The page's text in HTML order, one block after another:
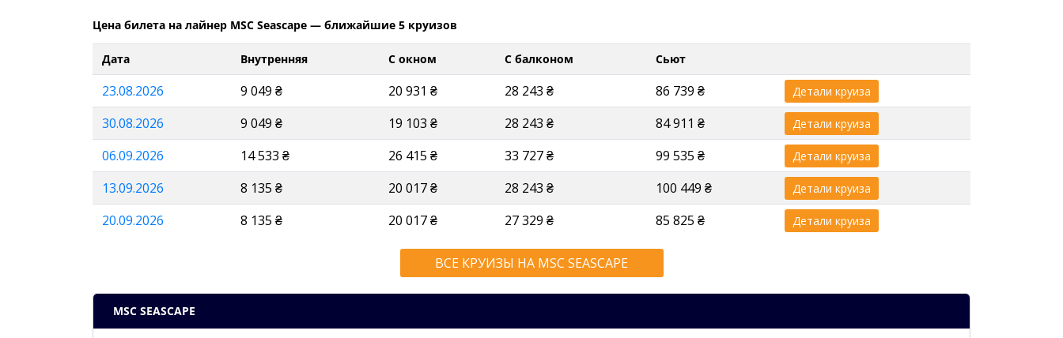
Цена билета на лайнер MSC Seascape — ближайшие 5 круизов
Дата Внутренняя С окном С балконом Сьют
23.08.2026 9 049 ₴ 20 931 ₴ 28 243 ₴ 86 739 ₴ Детали круиза
30.08.2026 9 049 ₴ 19 103 ₴ 28 243 ₴ 84 911 ₴ Детали круиза
06.09.2026 14 533 ₴ 26 415 ₴ 33 727 ₴ 99 535 ₴ Детали круиза
13.09.2026 8 135 ₴ 20 017 ₴ 28 243 ₴ 100 449 ₴ Детали круиза
20.09.2026 8 135 ₴ 20 017 ₴ 27 329 ₴ 85 825 ₴ Детали круиза
ВСЕ КРУИЗЫ НА MSC SEASCAPE
MSC SEASCAPE